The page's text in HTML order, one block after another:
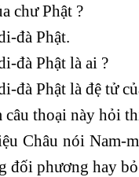
chư Phật ?
đà Phật.
đà Phật là ai ?
đà Phật là đệ tử
câu thoại này hỏi
Châu nói Nam-
đối phương hay